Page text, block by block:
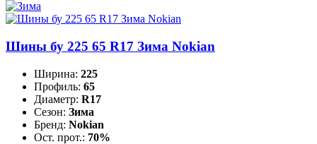
Шины бу 225 65 R17 Зима Nokian
Ширина: 225
Профиль: 65
Диаметр: R17
Сезон: Зима
Бренд: Nokian
Ост. прот.: 70%